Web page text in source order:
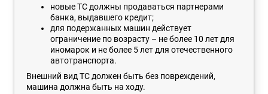
новые ТС должны продаваться партнерами
банка, выдавшего кредит;
для подержанных машин действует
ограничение по возрасту – не более 10 лет для
иномарок и не более 5 лет для отечественного
автотранспорта.
Внешний вид ТС должен быть без повреждений,
машина должна быть на ходу.